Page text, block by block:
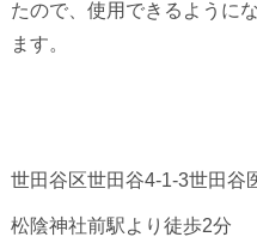
たので、使用できるように
ます。
世田谷区世田谷4-1-3世田谷
松陰神社前駅より徒歩2分